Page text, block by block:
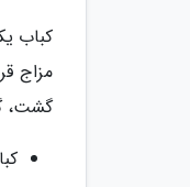
کباب
مزاج
گشت،